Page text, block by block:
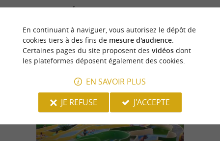
commune pour le moment...
n
o
t
r
e
c
o
u
p
d
e
c
o
e
u
r
En continuant à naviguer, vous autorisez le dépôt de
cookies tiers à des fins de mesure d'audience.
Certaines pages du site proposent des vidéosdont
les plateformes déposent également des cookies.
EN SAVOIR PLUS
JE REFUSE
J'ACCEPTE